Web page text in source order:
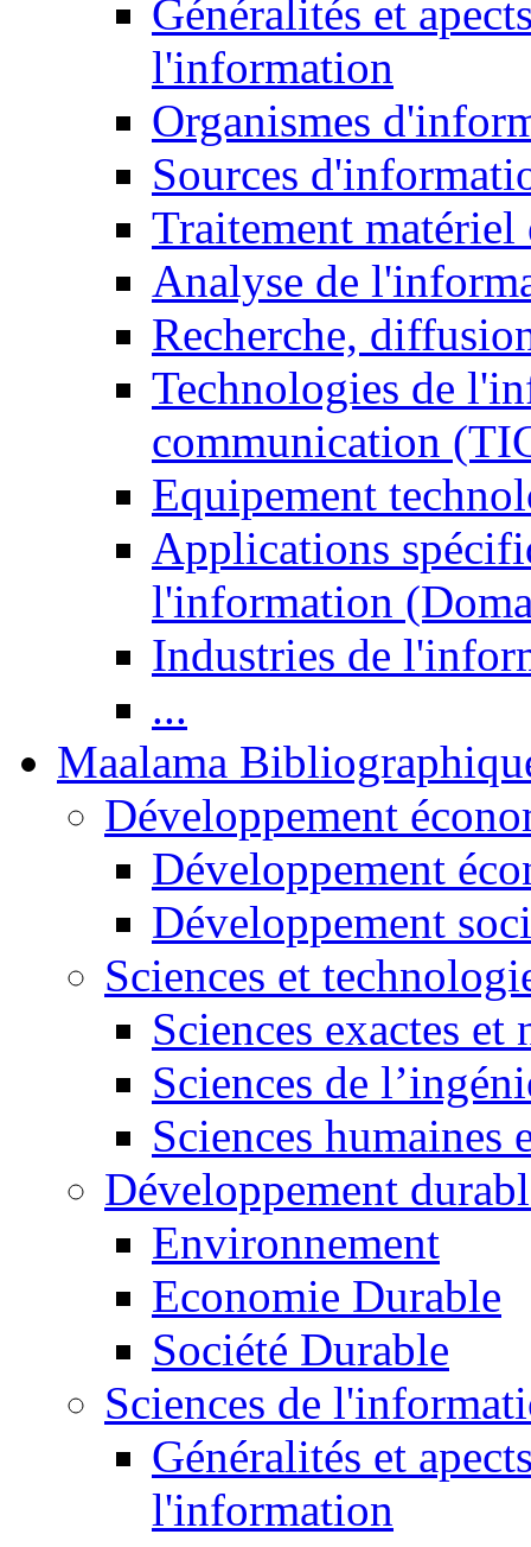
Généralités et
l'information
Organismes
Sources
Traitement matériel
Analyse de
Recherche,
Technologies de
communication
Equipement
Applications
l'information
Industries de
...
Maalama
Développement
Développement
Développement
Sciences et
Sciences exactes et
Sciences de
Sciences humaines
Développement
Environnement
Economie Durable
Société Durable
Sciences de
Généralités et
l'information